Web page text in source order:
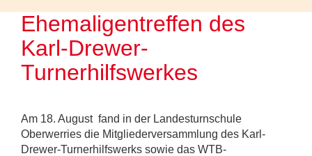
Ehemaligentreffen des
Karl-Drewer-
Turnerhilfswerkes
Am 18. August fand in der Landesturnschule
Oberwerries die Mitgliederversammlung des Karl-
Drewer-Turnerhilfswerks sowie das WTB-